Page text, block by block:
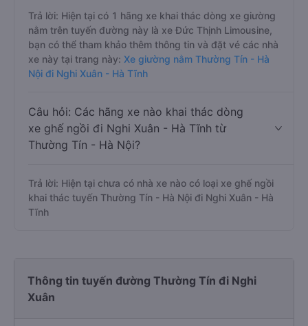
Trả lời: Hiện tại có 1 hãng xe khai thác dòng xe giường
nằm trên tuyến đường này là xe Đức Thịnh Limousine,
bạn có thể tham khảo thêm thông tin và đặt vé các nhà
xe này tại trang này: Xe giường nằm Thường Tín - Hà
Nội đi Nghi Xuân - Hà Tĩnh
Câu hỏi: Các hãng xe nào khai thác dòng
xe ghế ngồi đi Nghi Xuân - Hà Tĩnh từ
Thường Tín - Hà Nội?
Trả lời: Hiện tại chưa có nhà xe nào có loại xe ghế ngồi
khai thác tuyến Thường Tín - Hà Nội đi Nghi Xuân - Hà
Tĩnh
Thông tin tuyến đường Thường Tín đi Nghi
Xuân